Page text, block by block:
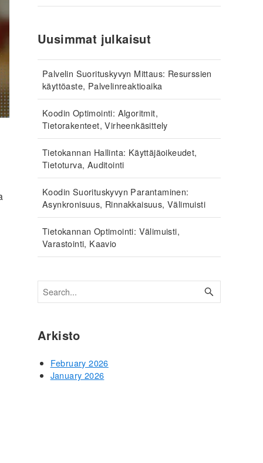
Uusimmat julkaisut
Palvelin Suorituskyvyn Mittaus: Resurssien
käyttöaste, Palvelinreaktioaika
Koodin Optimointi: Algoritmit,
Tietorakenteet, Virheenkäsittely
Tietokannan Hallinta: Käyttäjäoikeudet,
Tietoturva, Auditointi
Koodin Suorituskyvyn Parantaminen:
Asynkronisuus, Rinnakkaisuus, Välimuisti
Tietokannan Optimointi: Välimuisti,
Varastointi, Kaavio
Arkisto
February 2026
January 2026